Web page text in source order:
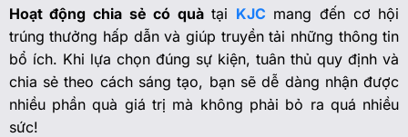
Hoạt động chia sẻ có quà tại KJC mang đến cơ hội
trúng thưởng hấp dẫn và giúp truyền tải những thông tin
bổ ích. Khi lựa chọn đúng sự kiện, tuân thủ quy định và
chia sẻ theo cách sáng tạo, bạn sẽ dễ dàng nhận được
nhiều phần quà giá trị mà không phải bỏ ra quá nhiều
sức!